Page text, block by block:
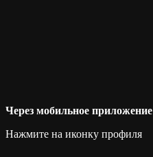
Через мобильное приложение
Нажмите на иконку профиля